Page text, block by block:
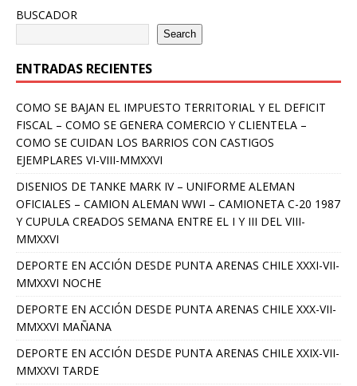
BUSCADOR
Search
ENTRADAS RECIENTES
COMO SE BAJAN EL IMPUESTO TERRITORIAL Y EL DEFICIT
FISCAL – COMO SE GENERA COMERCIO Y CLIENTELA –
COMO SE CUIDAN LOS BARRIOS CON CASTIGOS
EJEMPLARES VI-VIII-MMXXVI
DISENIOS DE TANKE MARK IV – UNIFORME ALEMAN
OFICIALES – CAMION ALEMAN WWI – CAMIONETA C-20 1987
Y CUPULA CREADOS SEMANA ENTRE EL I Y III DEL VIII-
MMXXVI
DEPORTE EN ACCIÓN DESDE PUNTA ARENAS CHILE XXXI-VII-
MMXXVI NOCHE
DEPORTE EN ACCIÓN DESDE PUNTA ARENAS CHILE XXX-VII-
MMXXVI MAÑANA
DEPORTE EN ACCIÓN DESDE PUNTA ARENAS CHILE XXIX-VII-
MMXXVI TARDE